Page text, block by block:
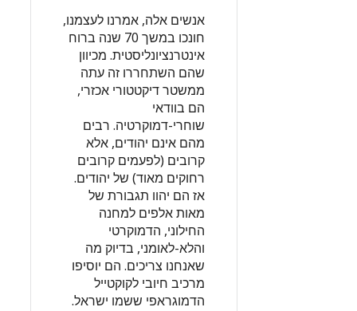
אנשים אלה, אמרנו לעצמנו,
חונכו במשך 70 שנה ברוח
אינטרנציונליסטית. מכיוון
שהם השתחררו זה עתה
ממשטר דיקטטורי אכזרי,
הם בוודאי
שוחרי-דמוקרטיה. רבים
מהם אינם יהודים, אלא
קרובים (לפעמים קרובים
רחוקים מאוד) של יהודים.
אז הם יהוו תגבורת של
מאות אלפים למחנה
החילוני, הדמוקרטי
והלא-לאומני, בדיוק מה
שאנחנו צריכים. הם יוסיפו
מרכיב חיובי לקוקטייל
הדמוגראפי ששמו ישראל.